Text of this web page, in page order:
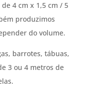
4 cm x 1,5 cm / 5
produzimos
do volume.
barrotes, tábuas,
3 ou 4 metros de